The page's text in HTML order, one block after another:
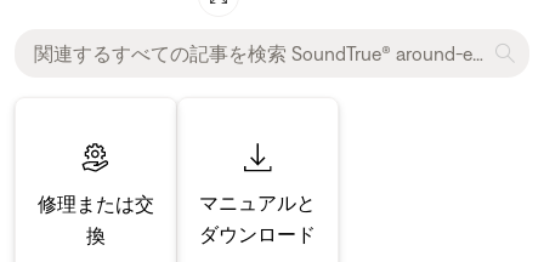
修理または交
換
マニュアルと
ダウンロード